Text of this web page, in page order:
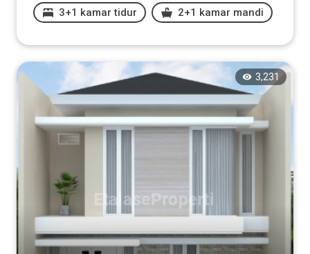
3+1 kamar tidur 2+1 kamar mandi
3,231